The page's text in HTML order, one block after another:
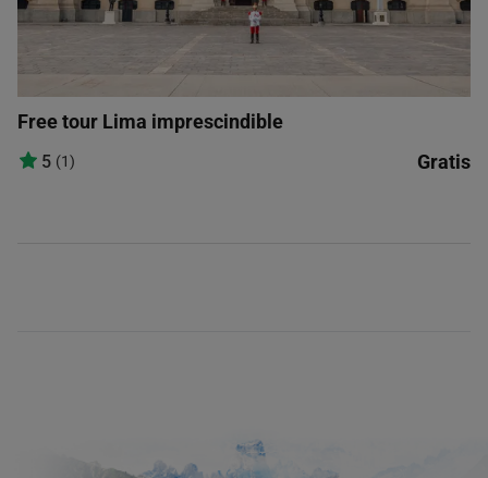
Free tour Lima imprescindible
5 (1) Gratis